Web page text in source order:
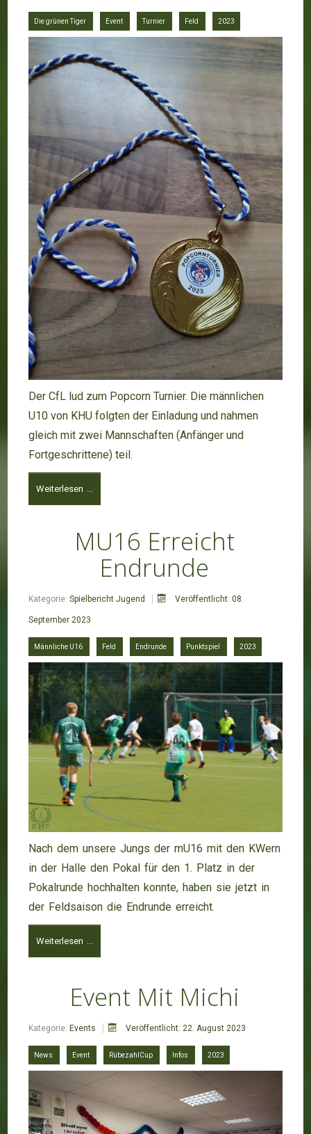
Die grünen Tiger Event Turnier Feld 2023
Der CfL lud zum Popcorn Turnier. Die männlichen
U10 von KHU folgten der Einladung und nahmen
gleich mit zwei Mannschaften (Anfänger und
Fortgeschrittene) teil.
Weiterlesen ...
MU16 Erreicht
Endrunde
Kategorie:Spielbericht Jugend Veröffentlicht: 08.
September 2023
Männliche U16 Feld Endrunde Punktspiel 2023
Nach dem unsere Jungs der mU16 mit den KWern
in der Halle den Pokal für den 1. Platz in der
Pokalrunde hochhalten konnte, haben sie jetzt in
der Feldsaison die Endrunde erreicht.
Weiterlesen ...
Event Mit Michi
Kategorie:Events Veröffentlicht: 22. August 2023
News Event RübezahlCup Infos 2023